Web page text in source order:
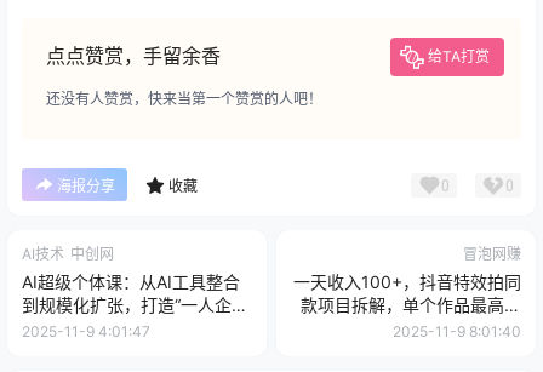
点点赞赏，手留余香 给TA打赏
还没有人赞赏，快来当第一个赞赏的人吧！
海报分享 收藏 0 0
AI技术 中创网
AI超级个体课：从AI工具整合
到规模化扩张，打造“一人企
业”实现被动收入
2025-11-9 4:01:47
冒泡网赚
一天收入100+，抖音特效拍同
款项目拆解，单个作品最高收
入1W+，一部手机即可搞定
2025-11-9 8:01:40